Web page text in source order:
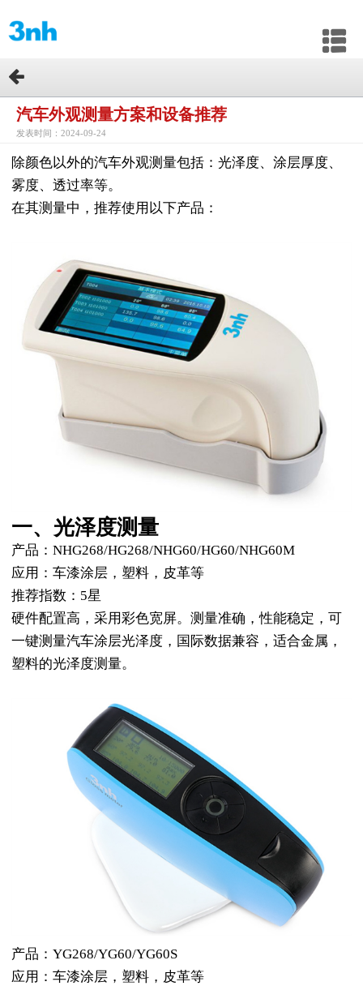
汽车外观测量方案和设备推荐
发表时间：2024-09-24
除颜色以外的汽车外观测量包括：光泽度、涂层厚度、
雾度、透过率等。
在其测量中，推荐使用以下产品：
一、光泽度测量
产品：NHG268/HG268/NHG60/HG60/NHG60M
应用：车漆涂层，塑料，皮革等
推荐指数：5星
硬件配置高，采用彩色宽屏。测量准确，性能稳定，可
一键测量汽车涂层光泽度，国际数据兼容，适合金属，
塑料的光泽度测量。
产品：YG268/YG60/YG60S
应用：车漆涂层，塑料，皮革等